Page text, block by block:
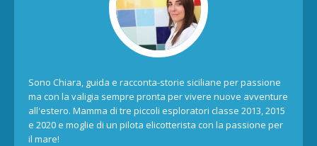
Sono Chiara, guida e racconta-storie siciliane per passione
ma con la valigia sempre pronta per vivere nuove avventure
all'estero. Mamma di tre piccoli esploratori classe 2013, 2015
e 2020 e moglie di un pilota elicotterista con la passione per
il mare!